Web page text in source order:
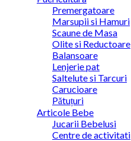
Premergatoare
Marsupii si Hamuri
Scaune de Masa
Olite si Reductoare
Balansoare
Lenjerie pat
Saltelute si Tarcuri
Carucioare
Pătuțuri
Articole Bebe
Jucarii Bebelusi
Centre de activitati